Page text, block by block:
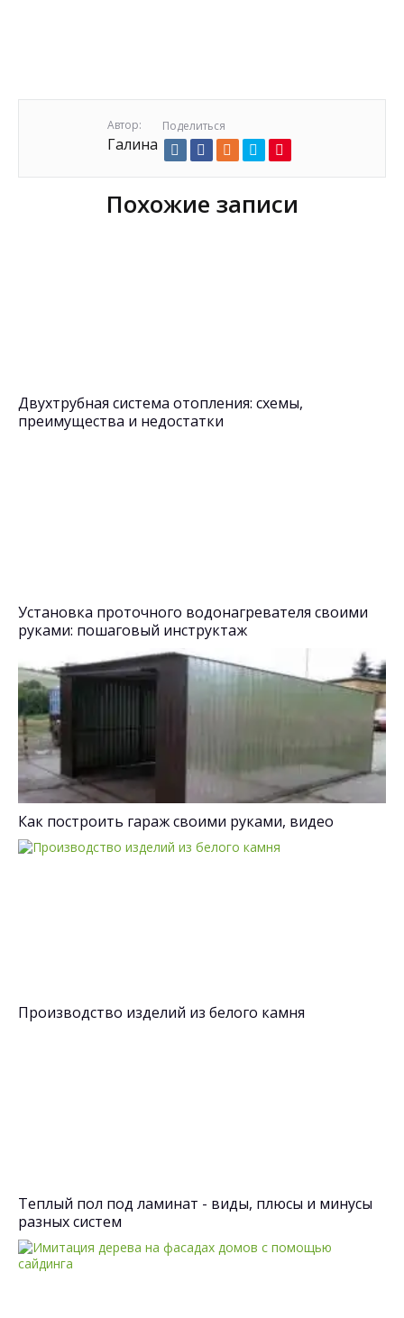
Автор:
Галина
Поделиться
Похожие записи
Двухтрубная система отопления: схемы,
преимущества и недостатки
Установка проточного водонагревателя своими
руками: пошаговый инструктаж
Как построить гараж своими руками, видео
Производство изделий из белого камня
Теплый пол под ламинат - виды, плюсы и минусы
разных систем